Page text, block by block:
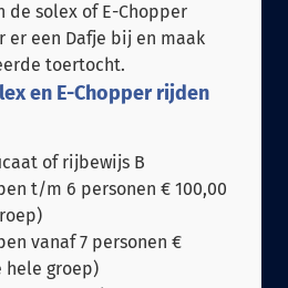
de solex of E-Chopper
er een Dafje bij en maak
toertocht.
en E-Chopper rijden
of rijbewijs B
t/m 6 personen € 100,00
vanaf 7 personen €
hele groep)